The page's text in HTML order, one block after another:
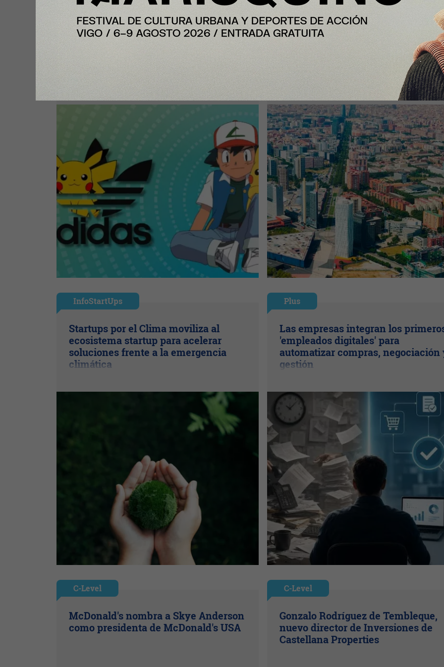
Pikachu, Charizard y Mewtwo llegan
a adidas Originals con una nueva
colección de Pokémon
Madrid y Barcelona vs. Nueva
Zúrich: ¿cuánto cuesta vivir en
España frente a las grandes
capitales?
InfoStartUps
Startups por el Clima moviliza al
ecosistema startup para acelerar
soluciones frente a la emergencia
climática
Plus
Las empresas integran los
'empleados digitales' para
automatizar compras, negociación
gestión
C-Level
McDonald's nombra a Skye Anderson
como presidenta de McDonald's USA
C-Level
Gonzalo Rodríguez de Tembleque,
nuevo director de Inversiones de
Castellana Properties